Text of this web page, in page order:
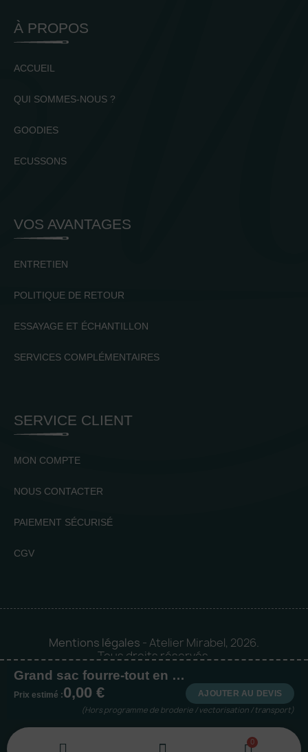
Grand sac fourre-tout en juco
Prix estimé :0,00 € AJOUTER AU DEVIS
(Hors programme de broderie / vectorisation / transport)
À PROPOS
ACCUEIL
QUI SOMMES-NOUS ?
GOODIES
ECUSSONS
VOS AVANTAGES
ENTRETIEN
POLITIQUE DE RETOUR
ESSAYAGE ET ÉCHANTILLON
SERVICES COMPLÉMENTAIRES
SERVICE CLIENT
MON COMPTE
NOUS CONTACTER
PAIEMENT SÉCURISÉ
CGV
Mentions légales - Atelier Mirabel, 2026.
Tous droits réservés.
Mise en orbite 🪐 byLogia |
Agence web et communication